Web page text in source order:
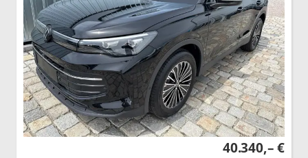
40.340,– €